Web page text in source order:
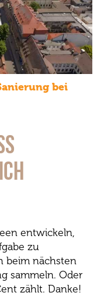
bei
entwickeln,
zu
beim nächsten
sammeln. Oder
zählt. Danke!